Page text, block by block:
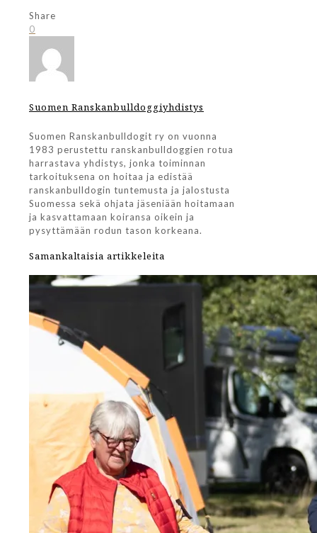
Share
0
Suomen Ranskanbulldoggiyhdistys
Suomen Ranskanbulldogit ry on vuonna
1983 perustettu ranskanbulldoggien rotua
harrastava yhdistys, jonka toiminnan
tarkoituksena on hoitaa ja edistää
ranskanbulldogin tuntemusta ja jalostusta
Suomessa sekä ohjata jäseniään hoitamaan
ja kasvattamaan koiransa oikein ja
pysyttämään rodun tason korkeana.
Samankaltaisia artikkeleita